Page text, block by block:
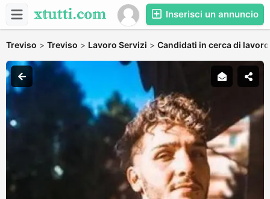
Inserisci un annuncio
Treviso > Treviso > Lavoro Servizi > Candidati in cerca di lavoro